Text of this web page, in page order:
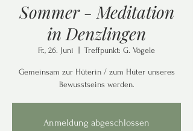
Sommer - Meditation
in Denzlingen
Fr., 26. Juni Treffpunkt: G. Vögele
Gemeinsam zur Hüterin / zum Hüter unseres
Bewusstseins werden.
Anmeldung abgeschlossen